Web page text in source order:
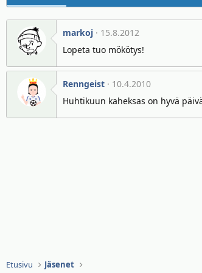
markoj
15.8.2012
Lopeta tuo mökötys!
Renngeist
10.4.2010
Huhtikuun kaheksas on hyvä
Etusivu Jäsenet